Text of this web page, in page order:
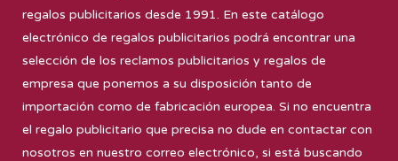
regalos publicitarios desde 1991. En este catálogo
electrónico de regalos publicitarios podrá encontrar una
selección de los reclamos publicitarios y regalos de
empresa que ponemos a su disposición tanto de
importación como de fabricación europea. Si no encuentra
el regalo publicitario que precisa no dude en contactar con
nosotros en nuestro correo electrónico, si está buscando